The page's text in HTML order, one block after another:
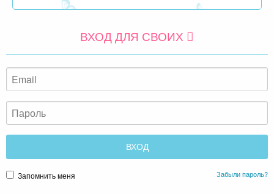
ВХОД ДЛЯ СВОИХ
Запомнить меня Забыли пароль?